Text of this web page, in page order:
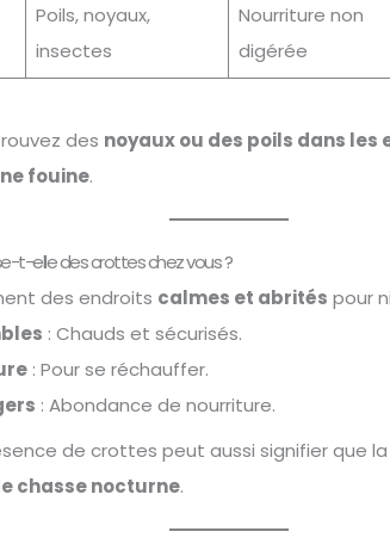
Poils, noyaux,
insectes
Nourriture non
digérée
des noyaux ou des poils dans les
fouine.
t-elle des crottes chez vous ?
des endroits calmes et abrités pour
: Chauds et sécurisés.
: Pour se réchauffer.
: Abondance de nourriture.
de crottes peut aussi signifier que
chasse nocturne.